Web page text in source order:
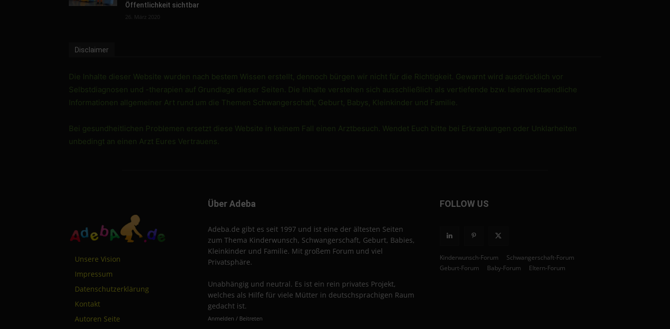
Öffentlichkeit sichtbar
26. März 2020
Disclaimer
Die Inhalte dieser Website wurden nach bestem Wissen erstellt, dennoch bürgen wir nicht für die Richtigkeit. Gewarnt wird ausdrücklich vor
Selbstdiagnosen und -therapien auf Grundlage dieser Seiten. Die Inhalte verstehen sich ausschließlich als vertiefende bzw. laienverstaendliche
Informationen allgemeiner Art rund um die Themen Schwangerschaft, Geburt, Babys, Kleinkinder und Familie.
Bei gesundheitlichen Problemen ersetzt diese Website in keinem Fall einen Arztbesuch. Wendet Euch bitte bei Erkrankungen oder Unklarheiten
unbedingt an einen Arzt Eures Vertrauens.
Unsere Vision
Impressum
Datenschutzerklärung
Kontakt
Autoren Seite
Über Adeba
Adeba.de gibt es seit 1997 und ist eine der ältesten Seiten
zum Thema Kinderwunsch, Schwangerschaft, Geburt, Babies,
Kleinkinder und Familie. Mit großem Forum und viel
Privatsphäre.
Unabhängig und neutral. Es ist ein rein privates Projekt,
welches als Hilfe für viele Mütter in deutschsprachigen Raum
gedacht ist.
Anmelden / Beitreten
FOLLOW US
Kinderwunsch-Forum
Schwangerschaft-Forum
Geburt-Forum
Baby-Forum Eltern-Forum